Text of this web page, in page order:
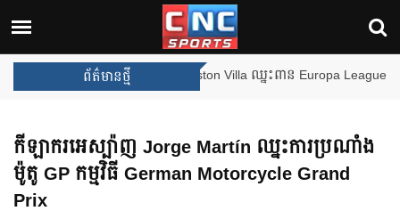
ព័ត៌មានថ្មី
ឈ្នះពានរង្វាន់បន្ថែមទៀត បន្ទាប់ពី Aston Villa ឈ្នះពាន Europa League
កីឡាករអេស្ប៉ាញ Jorge Martín ឈ្នះការប្រណាំង
ម៉ូតូ GP កម្មវិធី German Motorcycle Grand
Prix